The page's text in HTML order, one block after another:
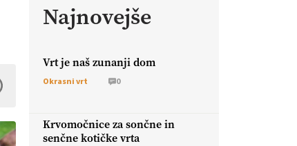
Najnovejše
Vrt je naš zunanji dom
Okrasni vrt 0
Krvomočnice za sončne in
senčne kotičke vrta